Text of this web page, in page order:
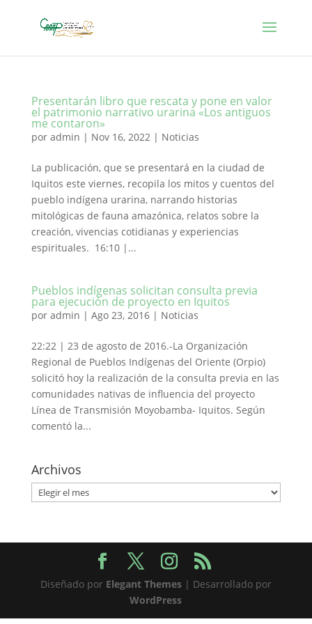
Presentarán libro que rescata y pone en valor
el patrimonio narrativo urarina «Los antiguos
me contaron»
por admin | Nov 16, 2022| Noticias
La publicación, que se presentará en la ciudad de
Iquitos este viernes, recopila los mitos y cuentos del
pueblo indígena urarina, narrando historias
mitológicas de fauna amazónica, relatos sobre la
creación, vivencias cotidianas y experiencias
espirituales. 16:10 |...
Pueblos indígenas solicitan consulta previa
para ejecución de proyecto en Iquitos
por admin | Ago 23, 2016| Noticias
22:22 | 23 de agosto de 2016.-La Organización
Regional de Pueblos Indígenas del Oriente (Orpio)
solicitó hoy la realización de la consulta previa en las
comunidades nativas de influencia del proyecto
Línea de Transmisión Moyobamba- Iquitos. Según
comentó la...
Archivos
Archivos
Diseñado por Elegant Themes| Desarrollado por
WordPress